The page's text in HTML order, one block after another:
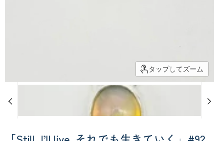
タップしてズーム